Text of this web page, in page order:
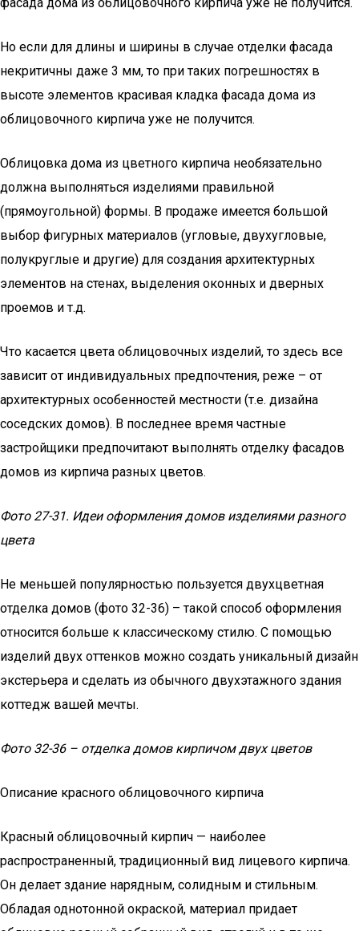
Но если для длины и ширины в случае отделки фасада
некритичны даже 3 мм, то при таких погрешностях в
высоте элементов красивая кладка фасада дома из
облицовочного кирпича уже не получится.
Облицовка дома из цветного кирпича необязательно
должна выполняться изделиями правильной
(прямоугольной) формы. В продаже имеется большой
выбор фигурных материалов (угловые, двухугловые,
полукруглые и другие) для создания архитектурных
элементов на стенах, выделения оконных и дверных
проемов и т.д.
Что касается цвета облицовочных изделий, то здесь все
зависит от индивидуальных предпочтения, реже – от
архитектурных особенностей местности (т.е. дизайна
соседских домов). В последнее время частные
застройщики предпочитают выполнять отделку фасадов
домов из кирпича разных цветов.
Фото 27-31. Идеи оформления домов изделиями разного
цвета
Не меньшей популярностью пользуется двухцветная
отделка домов (фото 32-36) – такой способ оформления
относится больше к классическому стилю. С помощью
изделий двух оттенков можно создать уникальный дизайн
экстерьера и сделать из обычного двухэтажного здания
коттедж вашей мечты.
Фото 32-36 – отделка домов кирпичом двух цветов
Описание красного облицовочного кирпича
Красный облицовочный кирпич — наиболее
распространенный, традиционный вид лицевого кирпича.
Он делает здание нарядным, солидным и стильным.
Обладая однотонной окраской, материал придает